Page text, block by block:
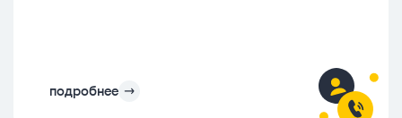
подробнее